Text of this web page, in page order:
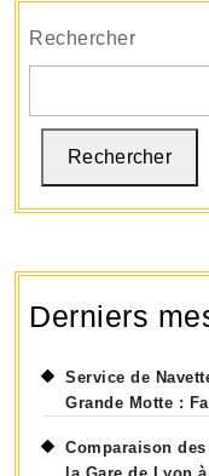
Rechercher
Rechercher
Derniers
Service de
Grande Motte :
Comparaison